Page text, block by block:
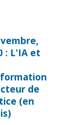
: L'IA et
de
(en